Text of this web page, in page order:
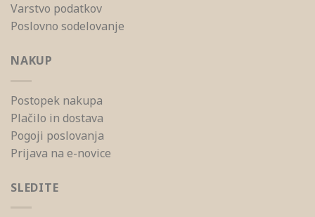
Varstvo podatkov
Poslovno sodelovanje
NAKUP
Postopek nakupa
Plačilo in dostava
Pogoji poslovanja
Prijava na e-novice
SLEDITE